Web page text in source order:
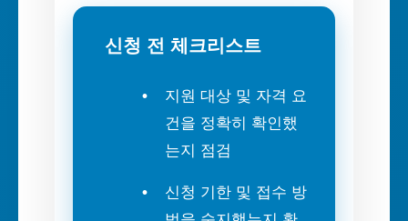
신청 전 체크리스트
지원 대상 및 자격 요
건을 정확히 확인했
는지 점검
신청 기한 및 접수 방